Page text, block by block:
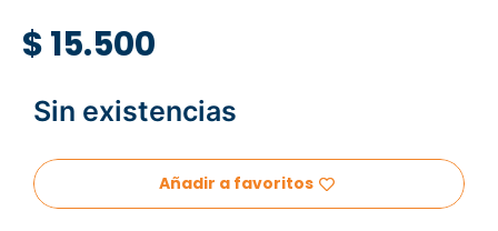
$15.500
Sin existencias
Añadir a favoritos